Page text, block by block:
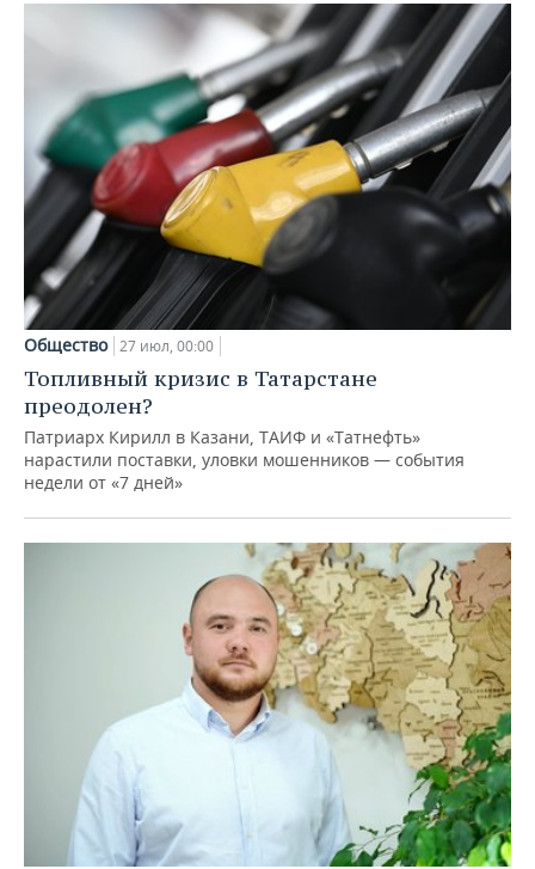
Общество 27 июл, 00:00
Топливный кризис в Татарстане
преодолен?
Патриарх Кирилл в Казани, ТАИФ и «Татнефть»
нарастили поставки, уловки мошенников — события
недели от «7 дней»